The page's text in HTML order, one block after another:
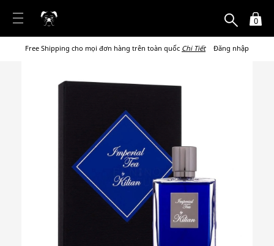
0
Free Shipping cho mọi đơn hàng trên toàn quốc Chi Tiết Đăng nhập